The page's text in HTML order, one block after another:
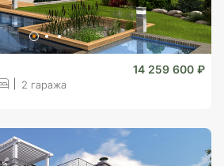
14 259 600 ₽
2 гаража